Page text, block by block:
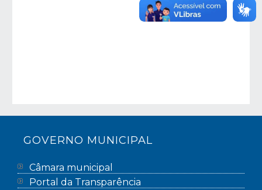
GOVERNO MUNICIPAL
Câmara municipal
Portal da Transparência